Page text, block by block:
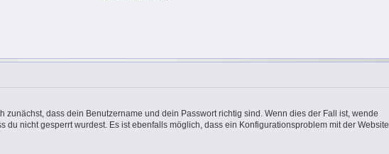
zunächst, dass dein Benutzername und dein Passwort richtig sind. Wenn dies der Fall ist, wende
du nicht gesperrt wurdest. Es ist ebenfalls möglich, dass ein Konfigurationsproblem mit der Website